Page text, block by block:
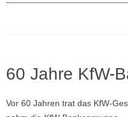
60 Jahre KfW-
Vor 60 Jahren trat das KfW-